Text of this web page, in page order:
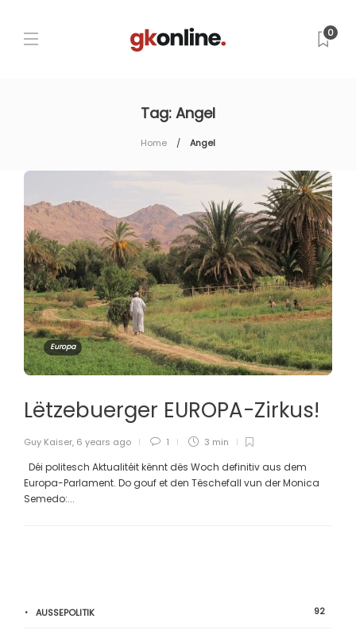
0
Tag: Angel
Home Angel
Europa
Lëtzebuerger EUROPA-Zirkus!
Guy Kaiser, 6 years ago 1 3 min
Déi politesch Aktualitéit kënnt dës Woch definitiv aus dem
Europa-Parlament. Do gouf et den Tëschefall vun der Monica
Semedo:...
AUSSEPOLITIK 92